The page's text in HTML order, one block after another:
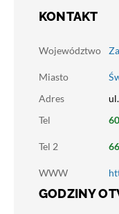
KONTAKT
Województwo
Miasto
Adres
Tel
Tel 2
WWW
GODZINY